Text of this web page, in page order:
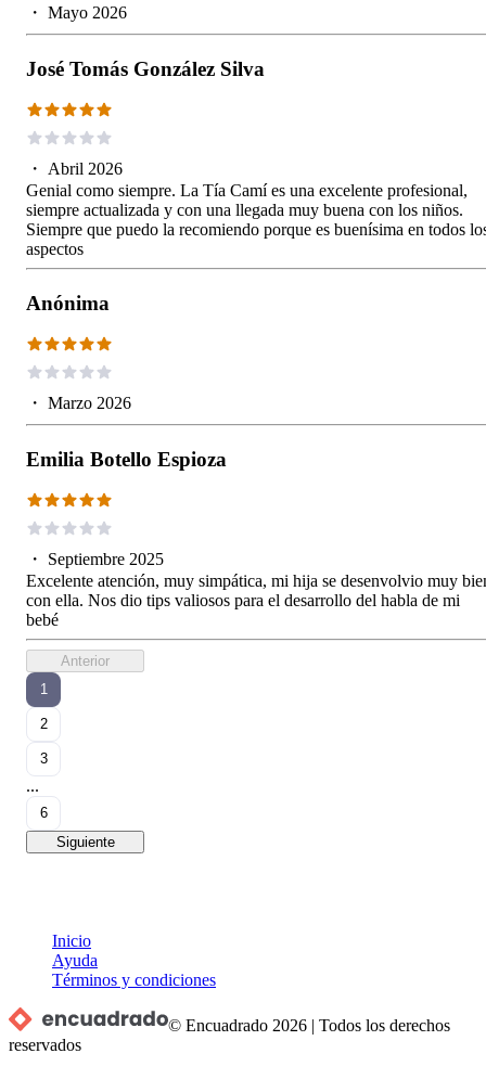
・ Mayo 2026
José Tomás González Silva
・ Abril 2026
Genial como siempre. La Tía Camí es una excelente profesional,
siempre actualizada y con una llegada muy buena con los niños.
Siempre que puedo la recomiendo porque es buenísima en todos
aspectos
Anónima
・ Marzo 2026
Emilia Botello Espioza
・ Septiembre 2025
Excelente atención, muy simpática, mi hija se desenvolvio muy
con ella. Nos dio tips valiosos para el desarrollo del habla de mi
bebé
Anterior
1
2
3
...
6
Siguiente
Inicio
Ayuda
Términos y condiciones
© Encuadrado 2026 |Todos los derechos
reservados